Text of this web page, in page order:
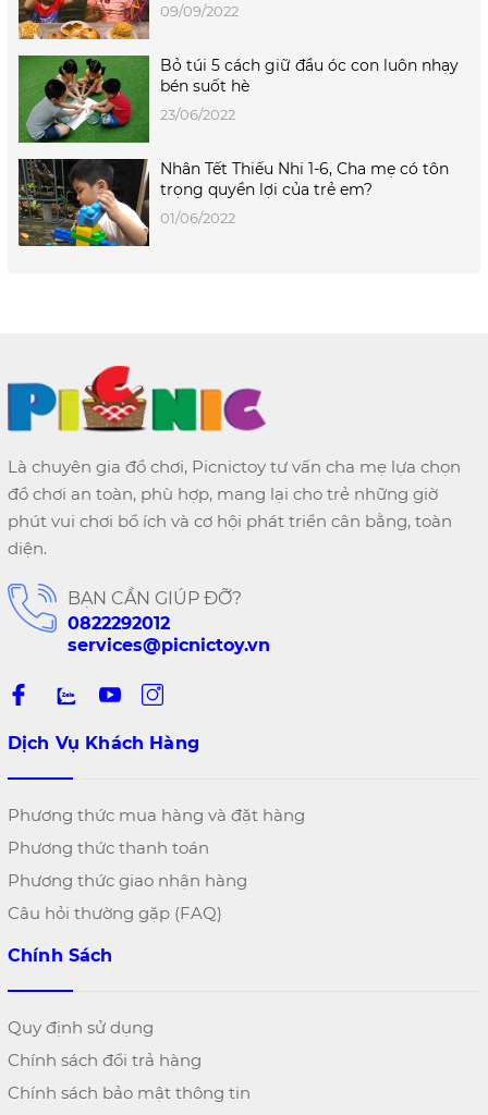
09/09/2022
Bỏ túi 5 cách giữ đầu óc con luôn nhạy
bén suốt hè
23/06/2022
Nhân Tết Thiếu Nhi 1-6, Cha mẹ có tôn
trọng quyền lợi của trẻ em?
01/06/2022
Là chuyên gia đồ chơi, Picnictoy tư vấn cha mẹ lựa chọn
đồ chơi an toàn, phù hợp, mang lại cho trẻ những giờ
phút vui chơi bổ ích và cơ hội phát triển cân bằng, toàn
diện.
BẠN CẦN GIÚP ĐỠ?
0822292012
services@picnictoy.vn
Dịch Vụ Khách Hàng
Phương thức mua hàng và đặt hàng
Phương thức thanh toán
Phương thức giao nhận hàng
Câu hỏi thường gặp (FAQ)
Chính Sách
Quy định sử dụng
Chính sách đổi trả hàng
Chính sách bảo mật thông tin